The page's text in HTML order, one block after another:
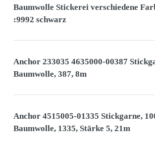
Baumwolle Stickerei verschiedene
:9992 schwarz
Anchor 233035 4635000-00387
Baumwolle, 387, 8m
Anchor 4515005-01335 Stickgarne,
Baumwolle, 1335, Stärke 5, 21m